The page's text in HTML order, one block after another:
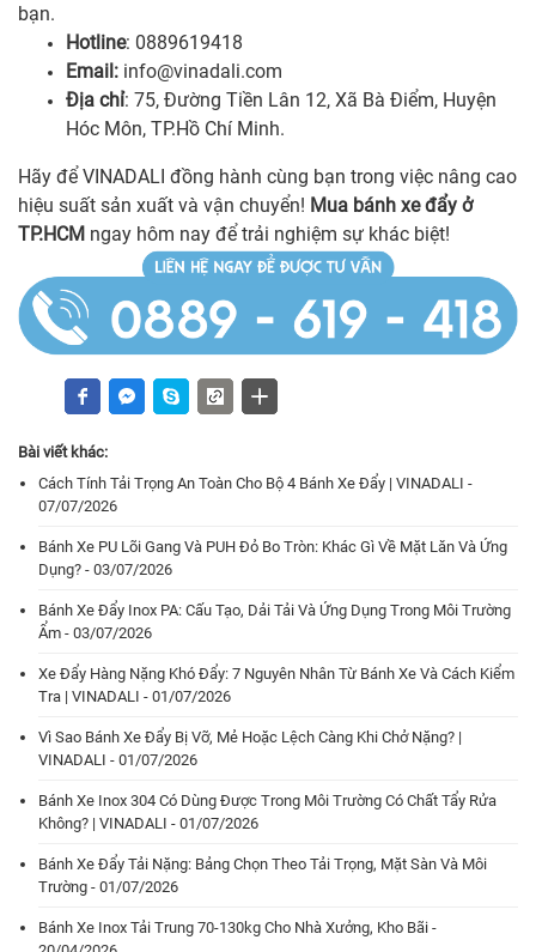
bạn.
Hotline: 0889619418
Email: info@vinadali.com
Địa chỉ: 75, Đường Tiền Lân 12, Xã Bà Điểm, Huyện
Hóc Môn, TP.Hồ Chí Minh.
Hãy để VINADALI đồng hành cùng bạn trong việc nâng cao
hiệu suất sản xuất và vận chuyển! Mua bánh xe đẩy ở
TP.HCM ngay hôm nay để trải nghiệm sự khác biệt!
Bài viết khác:
Cách Tính Tải Trọng An Toàn Cho Bộ 4 Bánh Xe Đẩy | VINADALI -
07/07/2026
Bánh Xe PU Lõi Gang Và PUH Đỏ Bo Tròn: Khác Gì Về Mặt Lăn Và Ứng
Dụng? - 03/07/2026
Bánh Xe Đẩy Inox PA: Cấu Tạo, Dải Tải Và Ứng Dụng Trong Môi Trường
Ẩm - 03/07/2026
Xe Đẩy Hàng Nặng Khó Đẩy: 7 Nguyên Nhân Từ Bánh Xe Và Cách Kiểm
Tra | VINADALI - 01/07/2026
Vì Sao Bánh Xe Đẩy Bị Vỡ, Mẻ Hoặc Lệch Càng Khi Chở Nặng? |
VINADALI - 01/07/2026
Bánh Xe Inox 304 Có Dùng Được Trong Môi Trường Có Chất Tẩy Rửa
Không? | VINADALI - 01/07/2026
Bánh Xe Đẩy Tải Nặng: Bảng Chọn Theo Tải Trọng, Mặt Sàn Và Môi
Trường - 01/07/2026
Bánh Xe Inox Tải Trung 70-130kg Cho Nhà Xưởng, Kho Bãi -